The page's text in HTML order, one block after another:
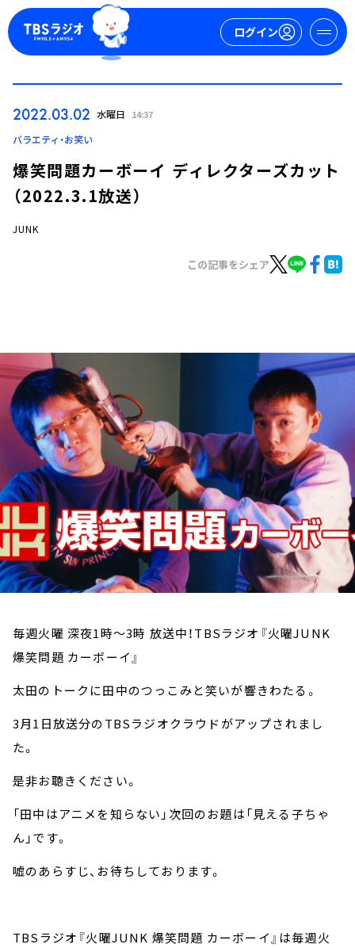
ログイン
ログイン
お知らせ
イベント・グッズ
YouTube
会社情報
2022.03.02 水曜日 14:37
バラエティ・お笑い
爆笑問題カーボーイ ディレクターズカット
（2022.3.1放送）
JUNK
この記事をシェア
毎週火曜 深夜1時～3時 放送中！TBSラジオ『火曜JUNK
爆笑問題 カーボーイ』
太田のトークに田中のつっこみと笑いが響きわたる。
3月1日放送分のTBSラジオクラウドがアップされまし
た。
是非お聴きください。
「田中はアニメを知らない」次回のお題は「見える子ちゃ
ん」です。
嘘のあらすじ、お待ちしております。
TBSラジオ『火曜JUNK 爆笑問題 カーボーイ』は毎週火